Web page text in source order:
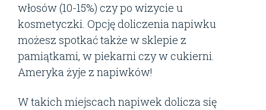
włosów (10-15%) czy po wizycie u
kosmetyczki. Opcję doliczenia napiwku
możesz spotkać także w sklepie z
pamiątkami, w piekarni czy w cukierni.
Ameryka żyje z napiwków!
W takich miejscach napiwek dolicza się